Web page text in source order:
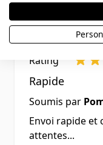
Mon fils est
pour lui. A voir
Rating
Rapide
Soumis par
Envoi rapide et
attentes...